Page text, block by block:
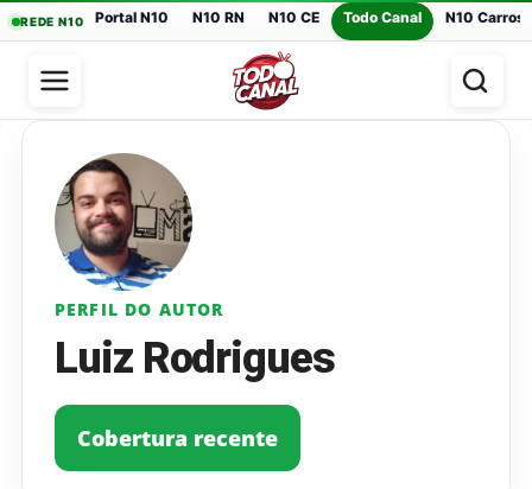
REDE N10 Portal N10 N10 RN N10 CE Todo Canal N10 Carros
PERFIL DO AUTOR
Luiz Rodrigues
Cobertura recente